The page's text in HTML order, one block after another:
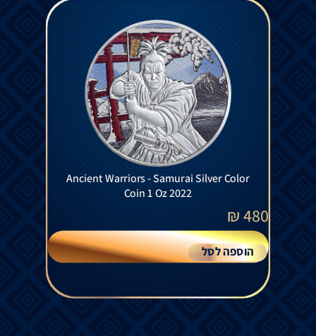
Ancient Warriors - Samurai Silver Color
Coin 1 Oz 2022
480
₪
הוספה לסל